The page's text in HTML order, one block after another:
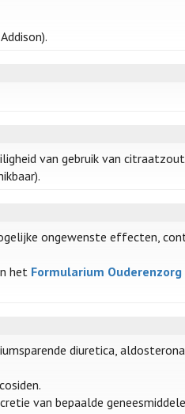
van gebruik van
ongewenste effecten,
het Formularium Ouderenzorg
diuretica,
van bepaalde